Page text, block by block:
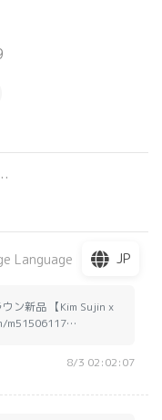
Language JP
ン新品 【Kim Sujin x
m51506117…
8/3 02:02:07